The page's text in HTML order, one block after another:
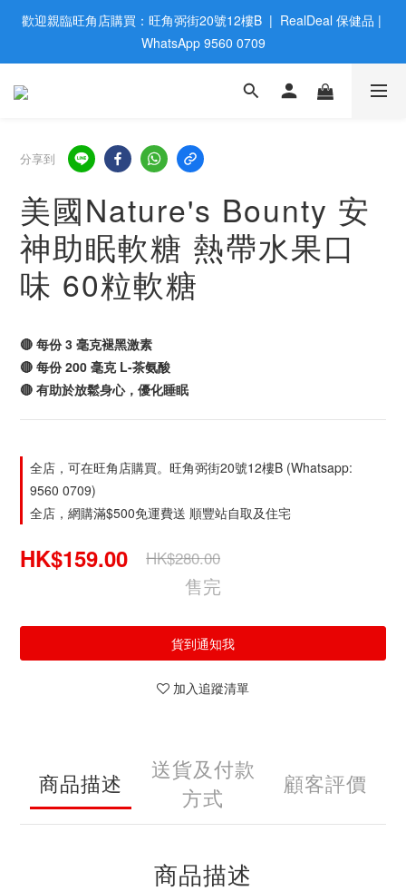
歡迎親臨旺角店購買：旺角弼街20號12樓B  |  RealDeal 保健品 |
WhatsApp 9560 0709
歡迎親臨旺角店購買：旺角弼街20號12樓B  |  RealDeal 保健品 |
WhatsApp 9560 0709
會員大升級 | 於12個月内消費滿$2200，即成爲黃金會員 | 消費滿
網站購買滿$500，免運費送貨 | Free Delivery on HK $500 Online
Order
歡迎親臨旺角店購買：旺角弼街20號12樓B  |  RealDeal 保健品 |
WhatsApp 9560 0709
分享到
美國Nature's Bounty 安
神助眠軟糖 熱帶水果口
味 60粒軟糖
🔴 每份 3 毫克褪黑激素
🔴 每份 200 毫克 L-茶氨酸
🔴 有助於放鬆身心，優化睡眠
全店，可在旺角店購買。旺角弼街20號12樓B (Whatsapp:
9560 0709)
全店，網購滿$500免運費送 順豐站自取及住宅
HK$159.00 HK$280.00
售完
貨到通知我
加入追蹤清單
商品描述
送貨及付款
方式
顧客評價
商品描述